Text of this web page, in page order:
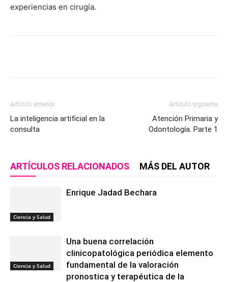
experiencias en cirugía.
Artículo anterior
La inteligencia artificial en la
consulta
Artículo siguiente
Atención Primaria y
Odontología. Parte 1
ARTÍCULOS RELACIONADOS MÁS DEL AUTOR
Ciencia y Salud
Enrique Jadad Bechara
Ciencia y Salud
Una buena correlación
clinicopatológica periódica elemento
fundamental de la valoración
pronostica y terapéutica de la